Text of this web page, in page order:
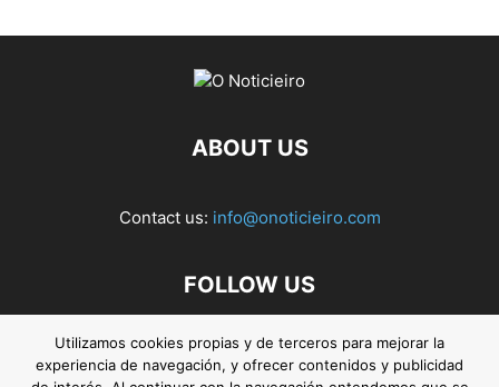
ABOUT US
Contact us: info@onoticieiro.com
FOLLOW US
Utilizamos cookies propias y de terceros para mejorar la
experiencia de navegación, y ofrecer contenidos y publicidad